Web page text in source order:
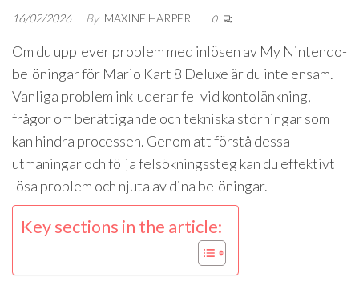
16/02/2026 By MAXINE HARPER 0
Om du upplever problem med inlösen av My Nintendo-
belöningar för Mario Kart 8 Deluxe är du inte ensam.
Vanliga problem inkluderar fel vid kontolänkning,
frågor om berättigande och tekniska störningar som
kan hindra processen. Genom att förstå dessa
utmaningar och följa felsökningssteg kan du effektivt
lösa problem och njuta av dina belöningar.
Key sections in the article: